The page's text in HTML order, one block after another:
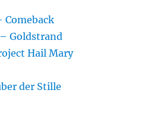
Comeback
Goldstrand
Hail Mary
der Stille